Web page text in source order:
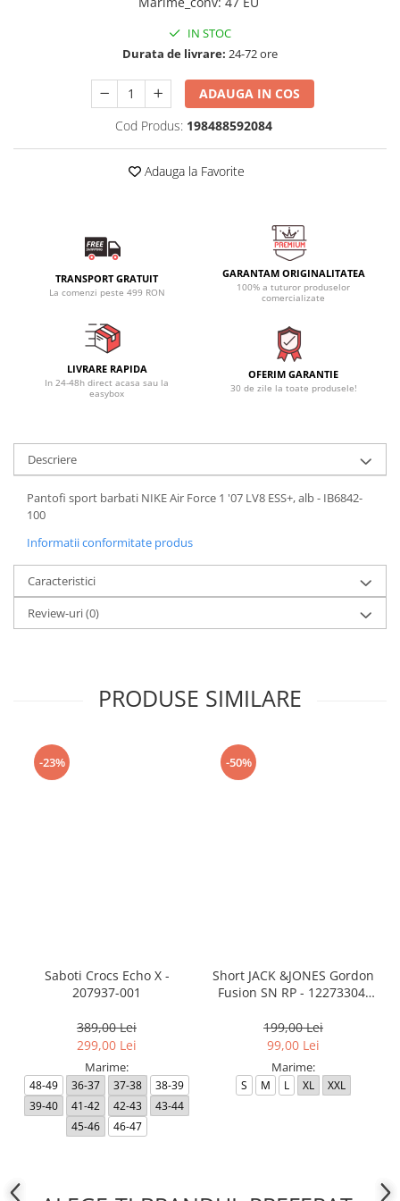
IN STOC
Durata de livrare: 24-72 ore
ADAUGA IN COS
Cod Produs: 198488592084
Adauga la Favorite
TRANSPORT GRATUIT
La comenzi peste 499 RON
GARANTAM ORIGINALITATEA
100% a tuturor produselor
comercializate
LIVRARE RAPIDA
In 24-48h direct acasa sau la
easybox
OFERIM GARANTIE
30 de zile la toate produsele!
Descriere
Pantofi sport barbati NIKE Air Force 1 '07 LV8 ESS+, alb - IB6842-
100
Informatii conformitate produs
Caracteristici
Review-uri(0)
PRODUSE SIMILARE
-23%
Saboti Crocs Echo X -
207937-001
389,00 Lei
299,00 Lei
Marime:
48-49 36-37 37-38
38-39
39-40
41-42 42-43
43-44
45-46
46-47
-50%
Short JACK &JONES Gordon
Fusion SN RP - 12273304-
199,00 Lei
99,00 Lei
Marime:
S M L XL XXL